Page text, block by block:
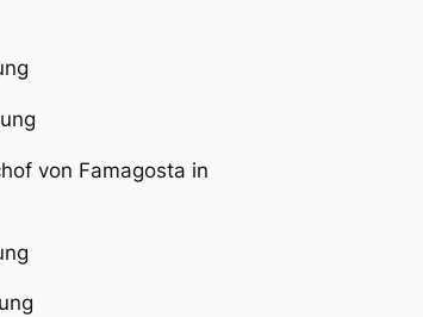
Famagosta in